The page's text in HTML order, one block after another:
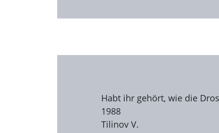
Habt ihr gehört, wie die
1988
Tilinov V.